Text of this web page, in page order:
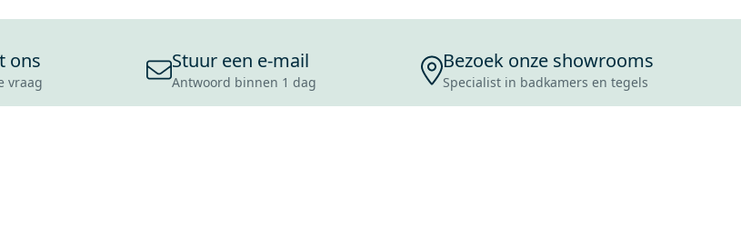
ons
vraag
Stuur een e-mail
Antwoord binnen 1 dag
Bezoek onze showrooms
Specialist in badkamers en tegels